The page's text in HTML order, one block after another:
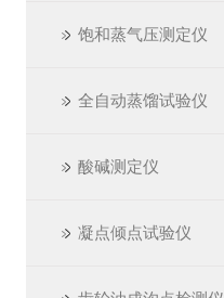
饱和蒸气压测定仪
全自动蒸馏试验仪
酸碱测定仪
凝点倾点试验仪